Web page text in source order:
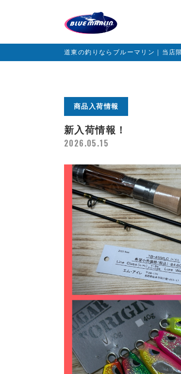
道東の釣りならブルーマリン｜当店
商品入荷情報
新入荷情報！
2026.05.15